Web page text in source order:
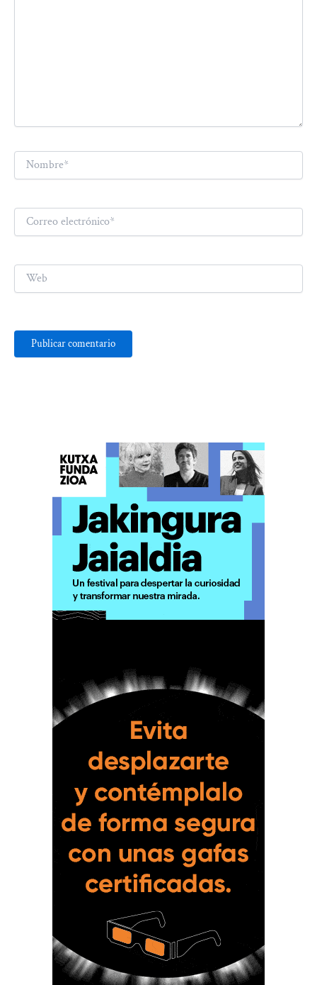
Nombre*
Correo
electrónico*
Web